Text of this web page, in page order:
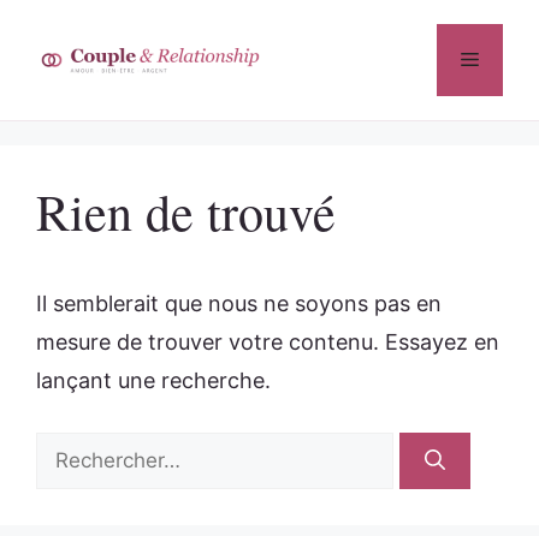
contenu
Menu
Rien de trouvé
Il semblerait que nous ne soyons pas en
mesure de trouver votre contenu. Essayez en
lançant une recherche.
Rechercher :